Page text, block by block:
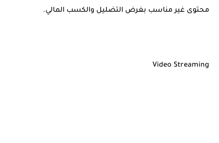
محتوى غير مناسب بغرض التضليل والكسب المالي.
Video Streaming